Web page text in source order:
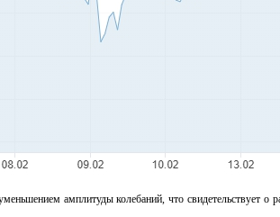
амплитуды колебаний, что свидетельствует о